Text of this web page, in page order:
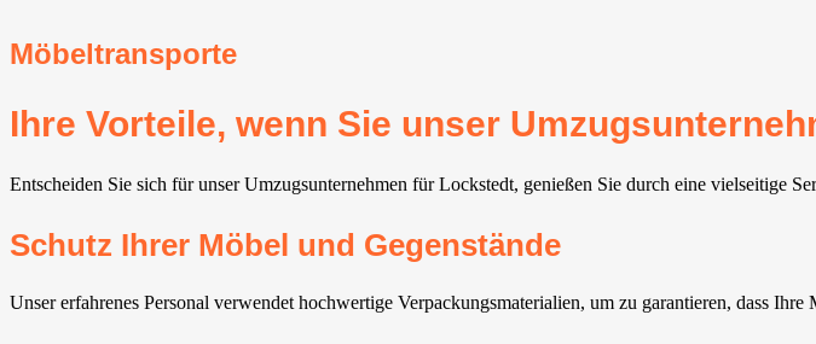
Möbeltransporte
Ihre Vorteile, wenn Sie unser
Entscheiden Sie sich für unser Umzugsunternehmen für Lockstedt, genießen Sie durch eine vielseitige
Schutz Ihrer Möbel und Gegenstände
Unser erfahrenes Personal verwendet hochwertige Verpackungsmaterialien, um zu garantieren, dass